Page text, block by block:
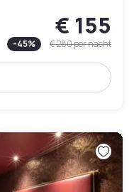
€ 155
-45% € 280per nacht